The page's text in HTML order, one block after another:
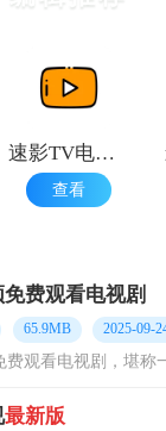
速影TV电视剧
查看
费观看电视剧
65.9MB 2025-09-
最新版